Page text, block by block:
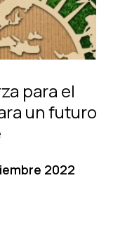
para el
un futuro
2022